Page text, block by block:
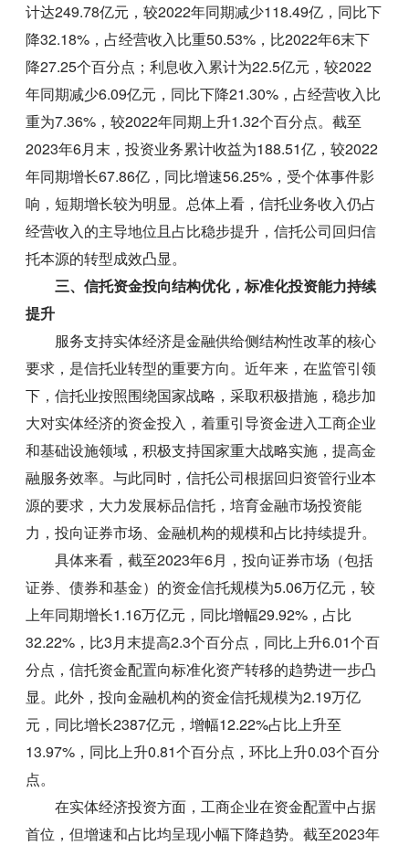
计达249.78亿元，较2022年同期减少118.49亿，同比下
降32.18%，占经营收入比重50.53%，比2022年6末下
降27.25个百分点；利息收入累计为22.5亿元，较2022
年同期减少6.09亿元，同比下降21.30%，占经营收入比
重为7.36%，较2022年同期上升1.32个百分点。截至
2023年6月末，投资业务累计收益为188.51亿，较2022
年同期增长67.86亿，同比增速56.25%，受个体事件影
响，短期增长较为明显。总体上看，信托业务收入仍占
经营收入的主导地位且占比稳步提升，信托公司回归信
托本源的转型成效凸显。
三、信托资金投向结构优化，标准化投资能力持续
提升
服务支持实体经济是金融供给侧结构性改革的核心
要求，是信托业转型的重要方向。近年来，在监管引领
下，信托业按照围绕国家战略，采取积极措施，稳步加
大对实体经济的资金投入，着重引导资金进入工商企业
和基础设施领域，积极支持国家重大战略实施，提高金
融服务效率。与此同时，信托公司根据回归资管行业本
源的要求，大力发展标品信托，培育金融市场投资能
力，投向证券市场、金融机构的规模和占比持续提升。
具体来看，截至2023年6月，投向证券市场（包括
证券、债券和基金）的资金信托规模为5.06万亿元，较
上年同期增长1.16万亿元，同比增幅29.92%，占比
32.22%，比3月末提高2.3个百分点，同比上升6.01个百
分点，信托资金配置向标准化资产转移的趋势进一步凸
显。此外，投向金融机构的资金信托规模为2.19万亿
元，同比增长2387亿元，增幅12.22%占比上升至
13.97%，同比上升0.81个百分点，环比上升0.03个百分
点。
在实体经济投资方面，工商企业在资金配置中占据
首位，但增速和占比均呈现小幅下降趋势。截至2023年